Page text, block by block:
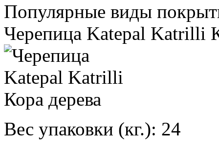
Популярные виды
Черепица Katepal Katrilli
Вес упаковки (кг.): 24